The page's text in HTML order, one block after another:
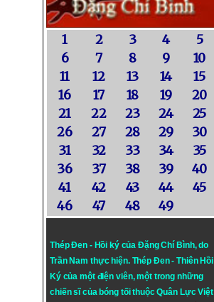
1 2 3 4
5
6
7 8 9
10
11
12 13 14
15
16
17 18 19
20
21
22 23 24
25
26
27 28 29
30
31
32 33 34
35
36
37 38 39
40
41
42 43 44
45
46
47 48 49
Thép Đen - Hồi ký của Đặng Chí Bình, do
Trần Nam thực hiện. Thép Đen- Thiên Hồi
Ký của một điện viên, một trong những
chiến sĩ của bóng tối thuộc Quân Lực Việt